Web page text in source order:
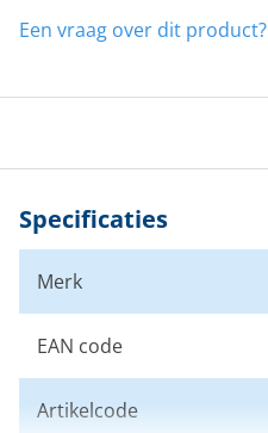
Een vraag over dit product?
Specificaties
Merk
EAN code
Artikelcode